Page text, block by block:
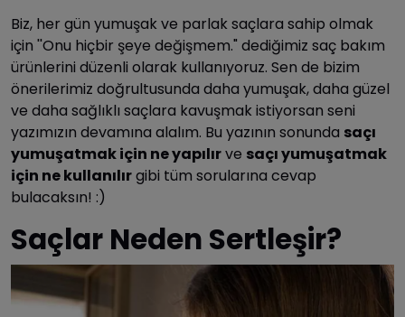
Biz, her gün yumuşak ve parlak saçlara sahip olmak
için ''Onu hiçbir şeye değişmem." dediğimiz saç bakım
ürünlerini düzenli olarak kullanıyoruz. Sen de bizim
önerilerimiz doğrultusunda daha yumuşak, daha güzel
ve daha sağlıklı saçlara kavuşmak istiyorsan seni
yazımızın devamına alalım. Bu yazının sonunda saçı
yumuşatmak için ne yapılırve saçı yumuşatmak
için ne kullanılırgibi tüm sorularına cevap
bulacaksın! :)
Saçlar Neden Sertleşir?